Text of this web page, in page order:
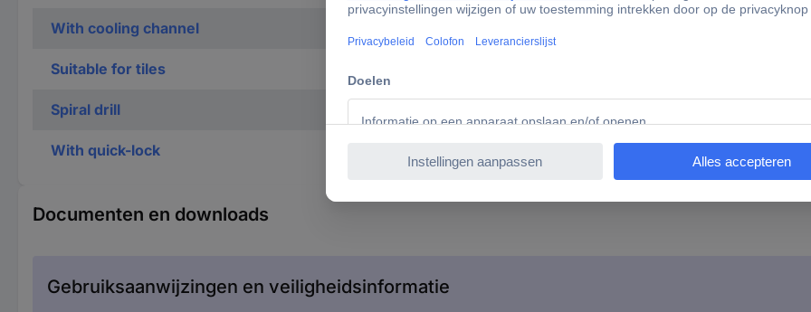
With cooling channel
Suitable for tiles
Spiral drill
With quick-lock FALSE
Documenten en downloads
Gebruiksaanwijzingen en veiligheidsinformatie